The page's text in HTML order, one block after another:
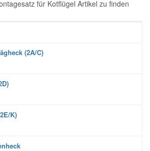
für Kotflügel Artikel zu finden
(2A/C)
K)
Glühanlage